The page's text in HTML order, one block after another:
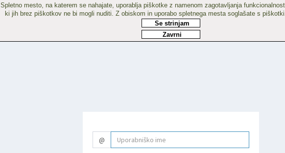
@
Spletno mesto, na katerem se nahajate, uporablja piškotke z namenom zagotavljanja
ki jih brez piškotkov ne bi mogli nuditi. Z obiskom in uporabo spletnega mesta soglašate s
Se strinjam
Zavrni